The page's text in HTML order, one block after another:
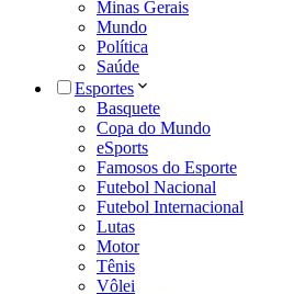
Minas Gerais
Mundo
Política
Saúde
Esportes
Basquete
Copa do Mundo
eSports
Famosos do Esporte
Futebol Nacional
Futebol Internacional
Lutas
Motor
Tênis
Vôlei